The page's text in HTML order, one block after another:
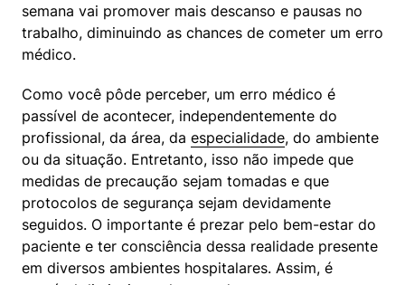
semana vai promover mais descanso e pausas no
trabalho, diminuindo as chances de cometer um erro
médico.
Como você pôde perceber, um erro médico é
passível de acontecer, independentemente do
profissional, da área, da especialidade, do ambiente
ou da situação. Entretanto, isso não impede que
medidas de precaução sejam tomadas e que
protocolos de segurança sejam devidamente
seguidos. O importante é prezar pelo bem-estar do
paciente e ter consciência dessa realidade presente
em diversos ambientes hospitalares. Assim, é